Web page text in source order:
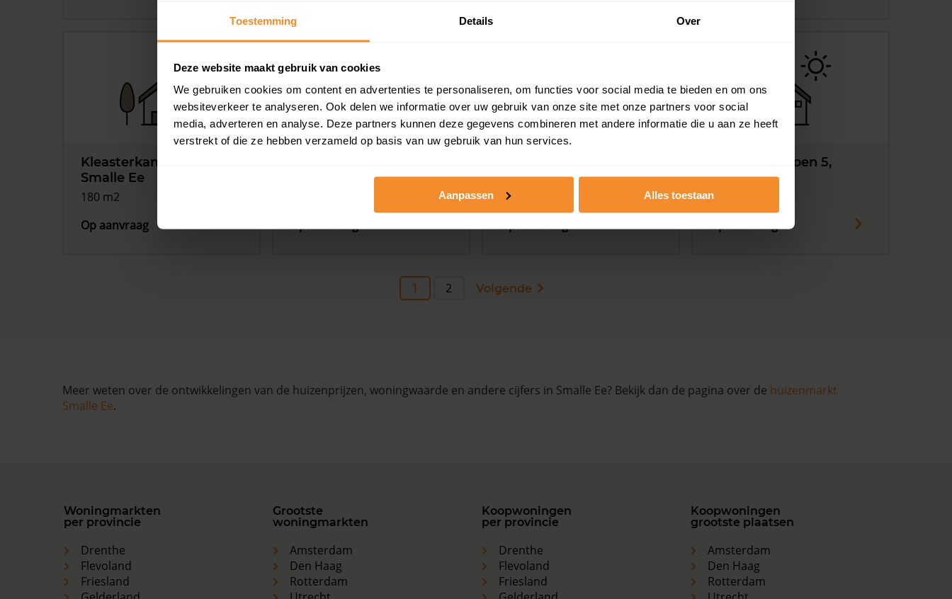
Toestemming Details Over
Deze website maakt gebruik van cookies
We gebruiken cookies om content en advertenties te personaliseren, om functies voor social media te bieden en om ons
websiteverkeer te analyseren. Ook delen we informatie over uw gebruik van onze site met onze partners voor social
media, adverteren en analyse. Deze partners kunnen deze gegevens combineren met andere informatie die u aan ze heeft
verstrekt of die ze hebben verzameld op basis van uw gebruik van hun services.
Aanpassen Alles toestaan
Kleasterkampen 37,
Smalle Ee
180 m2
Op aanvraag
Op aanvraag
Smalle Ee
50 m2
Op aanvraag
Kleasterkampen 5,
Smalle Ee
194 m2
Op aanvraag
1 2 Volgende
Meer weten over de ontwikkelingen van de huizenprijzen, woningwaarde en andere cijfers in Smalle Ee? Bekijk dan de pagina over de huizenmarkt
Smalle Ee.
Woningmarkten
per provincie
Drenthe
Flevoland
Friesland
Grootste
woningmarkten
Amsterdam
Den Haag
Rotterdam
Koopwoningen
per provincie
Drenthe
Flevoland
Friesland
Koopwoningen
grootste plaatsen
Amsterdam
Den Haag
Rotterdam